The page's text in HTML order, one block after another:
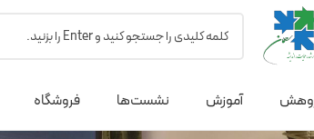
آموزش نشست‌ها فروشگاه